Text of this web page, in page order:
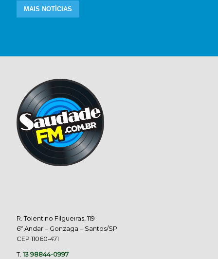
MAIS NOTÍCIAS
R. Tolentino Filgueiras, 119
6º Andar – Gonzaga – Santos/SP
CEP 11060-471
T.13 98844-0997